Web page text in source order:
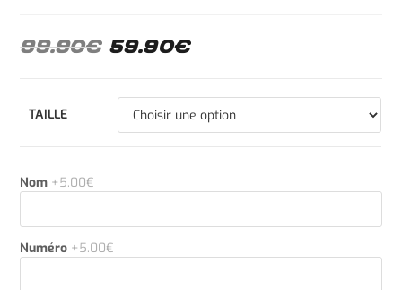
99.90€ 59.90€
TAILLE
Nom +5.00€
Numéro +5.00€